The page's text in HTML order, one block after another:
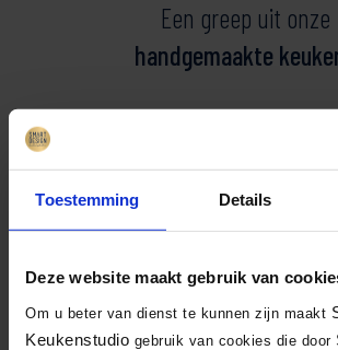
Toestemming Details
Deze website maakt gebruik van
Om u beter van dienst te kunnen zijn maakt
Keukenstudio gebruik van cookies die door
Een greep uit onze
handgemaakte
€